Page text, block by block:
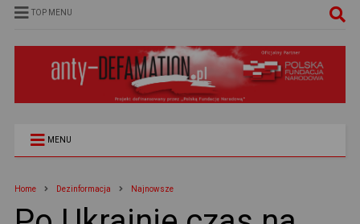
TOP MENU
MENU
Home Dezinformacja Najnowsze